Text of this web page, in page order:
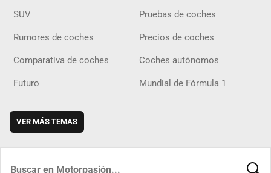
SUV Pruebas de coches
Rumores de coches Precios de coches
Comparativa de coches Coches autónomos
Futuro Mundial de Fórmula 1
VER MÁS TEMAS